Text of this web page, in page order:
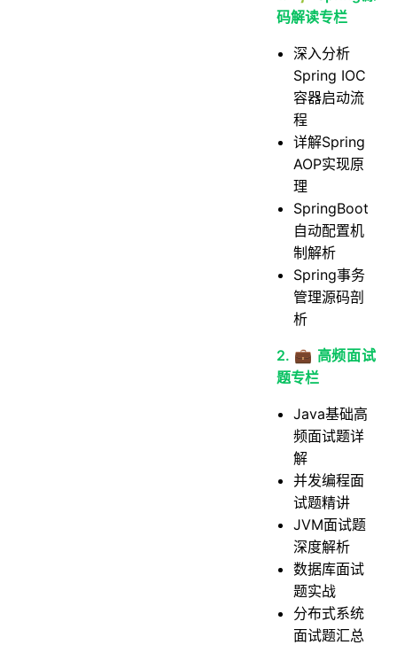
码解读专栏
深入分析
Spring IOC
容器启动流
程
详解Spring
AOP实现原
理
SpringBoot
自动配置机
制解析
Spring事务
管理源码剖
析
2. 💼 高频面试
题专栏
Java基础高
频面试题详
解
并发编程面
试题精讲
JVM面试题
深度解析
数据库面试
题实战
分布式系统
面试题汇总